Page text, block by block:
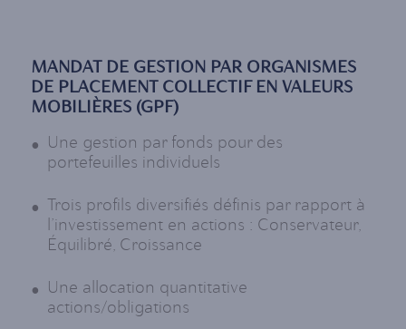
MANDAT DE GESTION PAR ORGANISMES
DE PLACEMENT COLLECTIF EN VALEURS
MOBILIÈRES (GPF)
Une gestion par fonds pour des
portefeuilles individuels
Trois profils diversifiés définis par rapport à
l’investissement en actions : Conservateur,
Équilibré, Croissance
Une allocation quantitative
actions/obligations